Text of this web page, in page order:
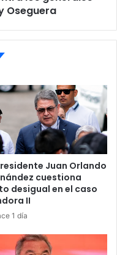
de Cortés.
Oseguera
Juan Orlando
cuestiona
desigual en el caso
II
1 día